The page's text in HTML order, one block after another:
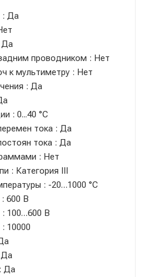
: Да
Да
проводником : Нет
к мультиметру : Нет
: Да
: 0...40 °C
тока : Да
тока : Да
: Нет
: Категория III
: -20…1000 °C
600 В
100…600 В
10000
Да
Да